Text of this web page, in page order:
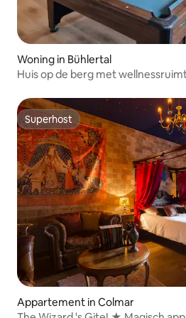
Woning in Bühlertal
Huis op de berg met
Superhost
Superhost
Appartement in Colmar